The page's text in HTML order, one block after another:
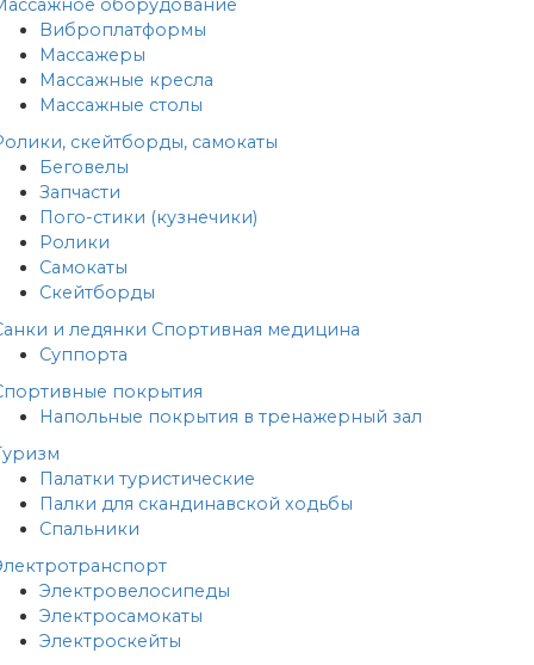
оборудование
Виброплатформы
Массажеры
Массажные кресла
Массажные столы
скейтборды, самокаты
Беговелы
Запчасти
Пого-стики (кузнечики)
Ролики
Самокаты
Скейтборды
и ледянки Спортивная медицина
Суппорта
покрытия
Напольные покрытия в тренажерный зал
Палатки туристические
Палки для скандинавской ходьбы
Спальники
Электровелосипеды
Электросамокаты
Электроскейты